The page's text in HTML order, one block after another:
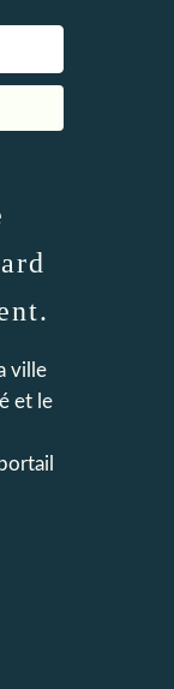
ville
et le